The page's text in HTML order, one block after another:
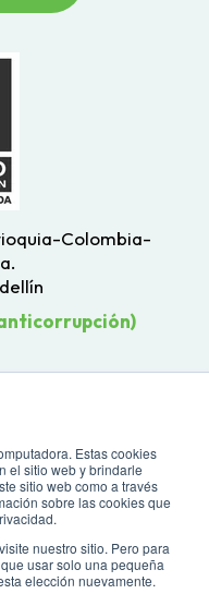
Estas cookies
el sitio web y brindarle
sitio web como a través
sobre las cookies que
nuestro sitio. Pero para
usar solo una pequeña
elección nuevamente.
Colombia-